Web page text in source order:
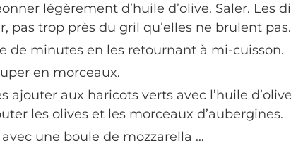
légèrement d’huile d’olive. Saler. Les
pas trop près du gril qu’elles ne brulent pas.
de minutes en les retournant à mi-cuisson.
en morceaux.
ajouter aux haricots verts avec l’huile
les olives et les morceaux d’aubergines.
une boule de mozzarella …